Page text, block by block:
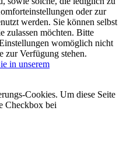
oder zur
werden. Sie können selbst
zulassen möchten. Bitte
womöglich nicht
zur Verfügung stehen.
in unserem
Cookies. Um diese Seite
Checkbox bei